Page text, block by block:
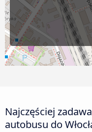
Najczęściej
autobusu do